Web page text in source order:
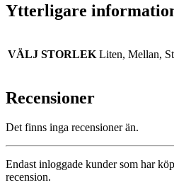
Ytterligare
VÄLJ STORLEK Liten, Mellan,
Recensioner
Det finns inga recensioner än.
Endast inloggade kunder som har
recension.